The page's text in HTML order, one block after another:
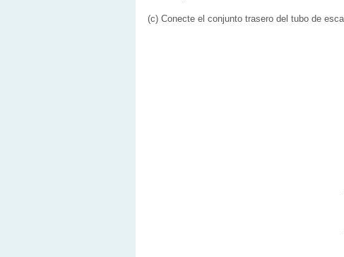
(c) Conecte el conjunto trasero del tubo de